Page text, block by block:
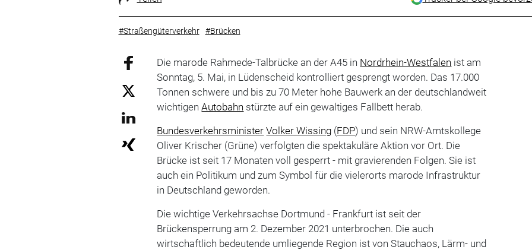
#Straßengüterverkehr #Brücken
Die marode Rahmede-Talbrücke an der A45 in Nordrhein-Westfalen ist am
Sonntag, 5. Mai, in Lüdenscheid kontrolliert gesprengt worden. Das 17.000
Tonnen schwere und bis zu 70 Meter hohe Bauwerk an der deutschlandweit
wichtigenAutobahn stürzte auf ein gewaltiges Fallbett herab.
Bundesverkehrsminister Volker Wissing (FDP) und sein NRW-Amtskollege
Oliver Krischer (Grüne) verfolgten die spektakuläre Aktion vor Ort. Die
Brücke ist seit 17 Monaten voll gesperrt - mit gravierenden Folgen. Sie ist
auch ein Politikum und zum Symbol für die vielerorts marode Infrastruktur
in Deutschland geworden.
Die wichtige Verkehrsachse Dortmund - Frankfurt ist seit der
Brückensperrung am 2. Dezember 2021 unterbrochen. Die auch
wirtschaftlich bedeutende umliegende Region ist von Stauchaos, Lärm- und